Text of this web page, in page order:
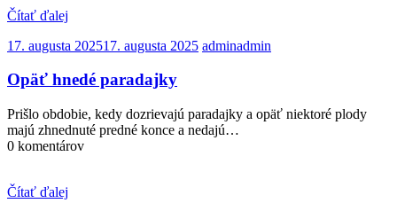
Čítať ďalej
17. augusta 202517. augusta 2025 adminadmin
Opäť hnedé paradajky
Prišlo obdobie, kedy dozrievajú paradajky a opäť niektoré plody
majú zhnednuté predné konce a nedajú…
0 komentárov
Čítať ďalej